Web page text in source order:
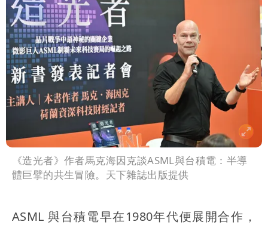
《造光者》作者馬克海因克談ASML與台積電：半導
體巨擘的共生冒險。天下雜誌出版提供
ASML 與台積電早在1980年代便展開合作，